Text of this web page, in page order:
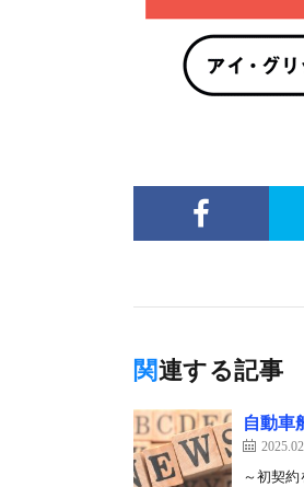
関連する記事
自動車
～初契